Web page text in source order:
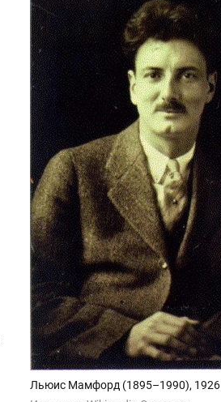
Льюис Мамфорд (1895–1990), 1926